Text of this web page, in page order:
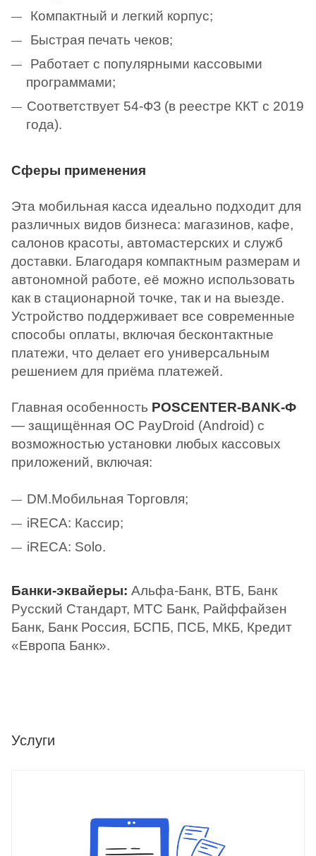
Компактный и легкий корпус;
Быстрая печать чеков;
Работает с популярными кассовыми
программами;
Соответствует 54-ФЗ (в реестре ККТ с 2019
года).
Сферы применения
Эта мобильная касса идеально подходит для
различных видов бизнеса: магазинов, кафе,
салонов красоты, автомастерских и служб
доставки. Благодаря компактным размерам и
автономной работе, её можно использовать
как в стационарной точке, так и на выезде.
Устройство поддерживает все современные
способы оплаты, включая бесконтактные
платежи, что делает его универсальным
решением для приёма платежей.
Главная особенность POSCENTER-BANK-Ф
— защищённая ОС PayDroid (Android) с
возможностью установки любых кассовых
приложений, включая:
DM.Мобильная Торговля;
iRECA: Кассир;
iRECA: Solo.
Банки-эквайеры: Альфа-Банк, ВТБ, Банк
Русский Стандарт, МТС Банк, Райффайзен
Банк, Банк Россия, БСПБ, ПСБ, МКБ, Кредит
«Европа Банк».
Услуги